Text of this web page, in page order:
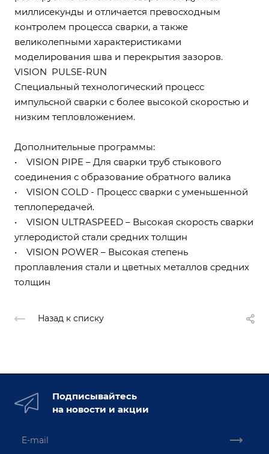
миллисекунды и отличается превосходным
контролем процесса сварки, а также
великолепными характеристиками
моделирования шва и перекрытия зазоров.
VISION PULSE-RUN
Специальный технологический процесс
импульсной сварки с более высокой скоростью и
низким тепловложением.
Дополнительные программы:
• VISION PIPE – Для сварки труб стыкового
соединения с образование обратного валика
• VISION COLD - Процесс сварки с уменьшенной
теплопередачей.
• VISION ULTRASPEED – Высокая скорость сварки
углеродистой стали средних толщин
• VISION POWER – Высокая степень
проплавления стали и цветных металлов средних
толщин
Назад к списку
Подписывайтесь
на новости и акции